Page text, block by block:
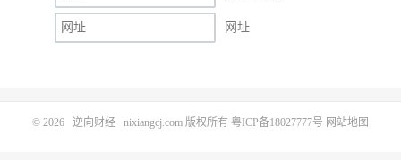
网址
© 2026 逆向财经 nixiangcj.com 版权所有 粤ICP备18027777号 网站地图